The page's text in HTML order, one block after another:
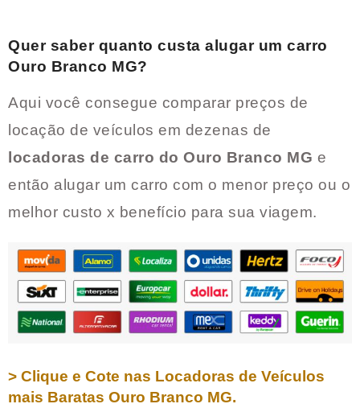
Quer saber quanto custa alugar um carro
Ouro Branco MG?
Aqui você consegue comparar preços de
locação de veículos em dezenas de
locadoras de carro do Ouro Branco MG e
então alugar um carro com o menor preço ou o
melhor custo x benefício para sua viagem.
> Clique e Cote nas Locadoras de Veículos
mais Baratas Ouro Branco MG.